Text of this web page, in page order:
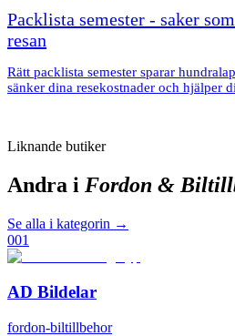
Packlista semester - saker
resan
Rätt packlista semester sparar
sänker dina resekostnader och hjälper
Liknande butiker
Andra i Fordon &
Se alla i kategorin →
001
AD Bildelar
fordon-biltillbehor